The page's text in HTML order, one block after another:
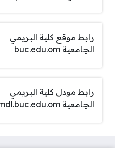
رابط موقع كلية البريمي
الجامعية buc.edu.om
رابط مودل كلية البريمي
الجامعية mdl.buc.edu.om